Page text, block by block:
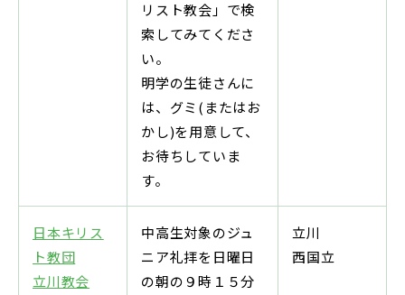
リスト教会」で検
索してみてくださ
い。
明学の生徒さんに
は、グミ(またはお
かし)を用意して、
お待ちしていま
す。
日本キリス
ト教団
立川教会
中高生対象のジュ
ニア礼拝を日曜日
の朝の９時１５分
立川
西国立